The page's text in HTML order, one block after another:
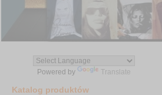
Powered by Translate
Katalog produktów